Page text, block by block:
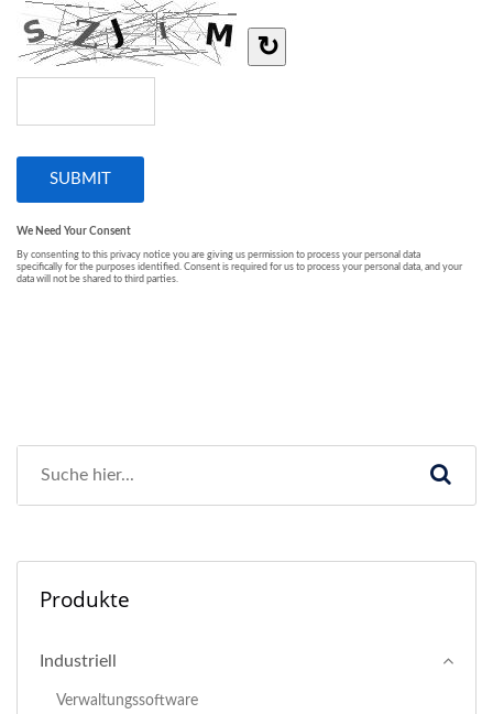
Produkte
Industriell
Verwaltungssoftware